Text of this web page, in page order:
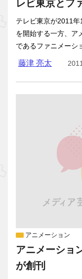
レビ東京とフ
テレビ東京が2011
を開始する一方、ア
であるファニメーシ
藤津 亮太
アニメーション
アニメーショ
が創刊